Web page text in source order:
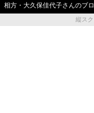
相方・大久保佳代子さんのブ
縦ス